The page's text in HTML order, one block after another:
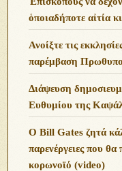
ὁποιαδήποτε αἰτία
Ανoίξτε τις
παρέμβαση
Διάψευση
Ευθυμίου της
O Bill Gates ζητά
παρενέργειες που θα
κορωνοϊό (video)